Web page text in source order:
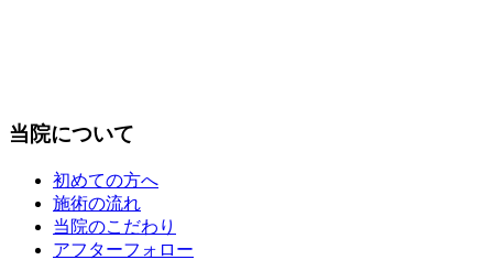
当院について
初めての方へ
施術の流れ
当院のこだわり
アフターフォロー